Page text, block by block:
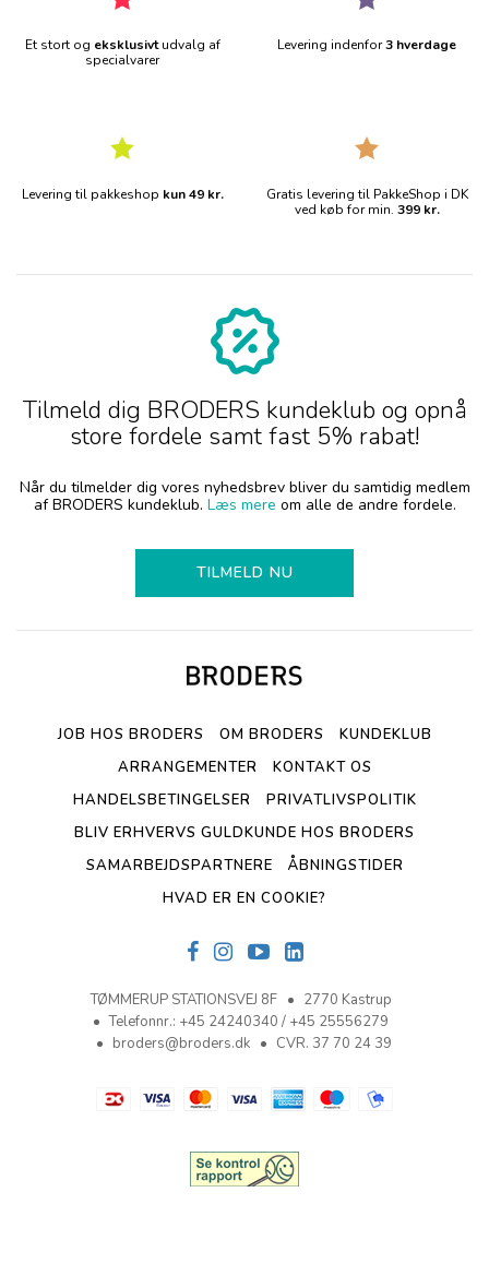
Et stort og eksklusivtudvalg af
specialvarer
Levering indenfor3 hverdage
Levering til pakkeshop kun 49 kr.
Gratis levering til PakkeShop i DK
ved køb for min. 399 kr.
Tilmeld dig BRODERS kundeklub og opnå
store fordele samt fast 5% rabat!
Når du tilmelder dig vores nyhedsbrev bliver du samtidig medlem
af BRODERS kundeklub. Læs mere om alle de andre fordele.
TILMELD NU
JOB HOS BRODERS OM BRODERS
KUNDEKLUB
ARRANGEMENTER
KONTAKT OS
HANDELSBETINGELSER
PRIVATLIVSPOLITIK
BLIV ERHVERVS GULDKUNDE HOS BRODERS
SAMARBEJDSPARTNERE
ÅBNINGSTIDER
HVAD ER EN COOKIE?
TØMMERUP STATIONSVEJ 8F
2770 Kastrup
Telefonnr.: +45 24240340 / +45 25556279
broders@broders.dk
CVR. 37 70 24 39